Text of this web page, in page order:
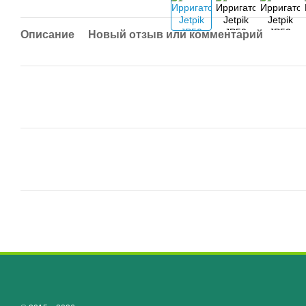
Описание Новый отзыв или комментарий